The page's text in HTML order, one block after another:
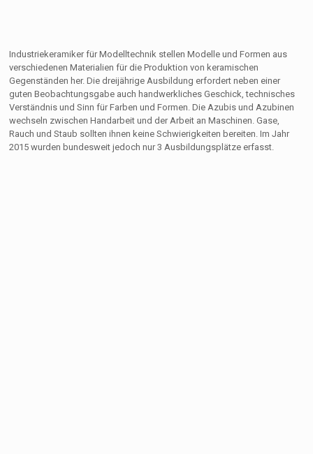
Industriekeramiker für Modelltechnik stellen Modelle und Formen aus
verschiedenen Materialien für die Produktion von keramischen
Gegenständen her. Die dreijährige Ausbildung erfordert neben einer
guten Beobachtungsgabe auch handwerkliches Geschick, technisches
Verständnis und Sinn für Farben und Formen. Die Azubis und Azubinen
wechseln zwischen Handarbeit und der Arbeit an Maschinen. Gase,
Rauch und Staub sollten ihnen keine Schwierigkeiten bereiten. Im Jahr
2015 wurden bundesweit jedoch nur 3 Ausbildungsplätze erfasst.